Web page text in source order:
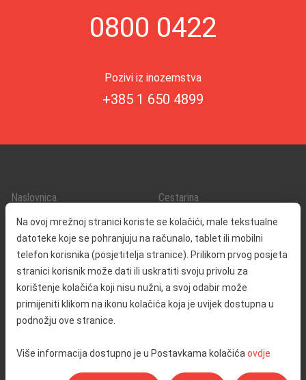
Na ovoj mrežnoj stranici koriste se kolačići, male tekstualne
datoteke koje se pohranjuju na računalo, tablet ili mobilni
telefon korisnika (posjetitelja stranice). Prilikom prvog posjeta
stranici korisnik može dati ili uskratiti svoju privolu za
korištenje kolačića koji nisu nužni, a svoj odabir može
primijeniti klikom na ikonu kolačića koja je uvijek dostupna u
podnožju ove stranice.
Više informacija dostupno je u Postavkama kolačića ovdje
0800 0422
Pozivi iz inozemstva
+385 1 650 4899
Naslovnica
O nama
Kontakt
Cestarina
Promet i sigurnost
Servisne informacije
Reklamacija
Javna nabava
Odnosi s javnošću
Izjava o pristupačnosti
Postavke kolačića